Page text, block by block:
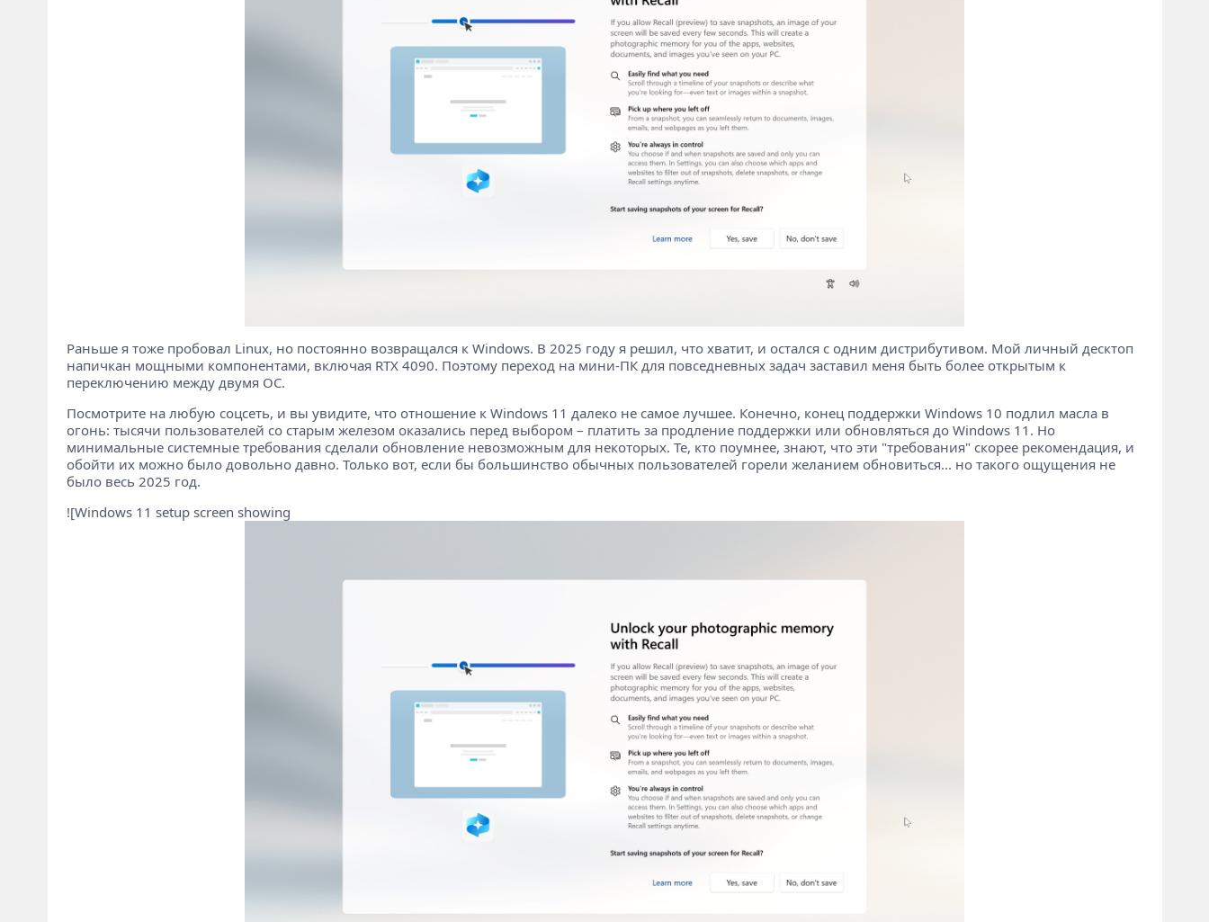
Раньше я тоже пробовал Linux, но постоянно возвращался к Windows. В 2025 году я решил, что хватит, и остался с одним дистрибутивом. Мой личный десктоп
напичкан мощными компонентами, включая RTX 4090. Поэтому переход на мини-ПК для повседневных задач заставил меня быть более открытым к
переключению между двумя ОС.
Посмотрите на любую соцсеть, и вы увидите, что отношение к Windows 11 далеко не самое лучшее. Конечно, конец поддержки Windows 10 подлил масла в
огонь: тысячи пользователей со старым железом оказались перед выбором – платить за продление поддержки или обновляться до Windows 11. Но
минимальные системные требования сделали обновление невозможным для некоторых. Те, кто поумнее, знают, что эти "требования" скорее рекомендация, и
обойти их можно было довольно давно. Только вот, если бы большинство обычных пользователей горели желанием обновиться... но такого ощущения не
было весь 2025 год.
![Windows 11 setup screen showing